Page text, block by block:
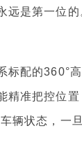
是第一位的
配的360°高
精准把控位
辆状态，一